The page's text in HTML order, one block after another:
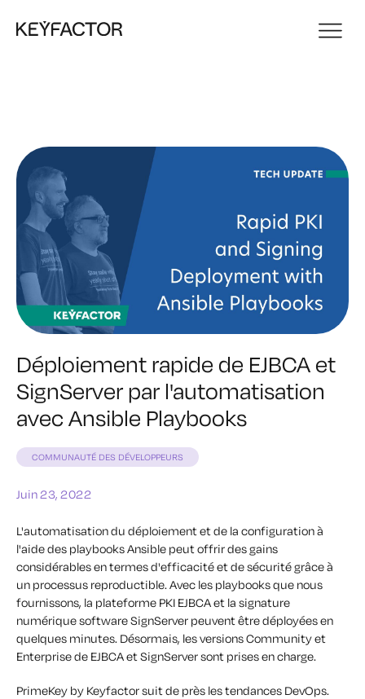
Déploiement rapide de EJBCA et
SignServer par l'automatisation
avec Ansible Playbooks
COMMUNAUTÉ DES DÉVELOPPEURS
Juin 23, 2022
L'automatisation du déploiement et de la configuration à
l'aide des playbooks Ansible peut offrir des gains
considérables en termes d'efficacité et de sécuritégrâce à
un processus reproductible. Avec les playbooks que nous
fournissons, la plateforme PKI EJBCA et la signature
numérique software SignServer peuvent être déployées en
quelques minutes. Désormais, les versions Community et
Enterprise de EJBCA et SignServer sont prises en charge.
PrimeKey by Keyfactor suit de près les tendances DevOps.